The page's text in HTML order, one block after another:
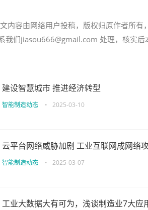
内容由网络用户投稿，版权归原作者所
我们jiasou666@gmail.com 处理，核实
建设智慧城市 推进经济转型
智能制造动态 • 2025-03-10
云平台网络威胁加剧 工业互联网成网络
智能制造动态 • 2025-03-07
工业大数据大有可为，浅谈制造业7大应